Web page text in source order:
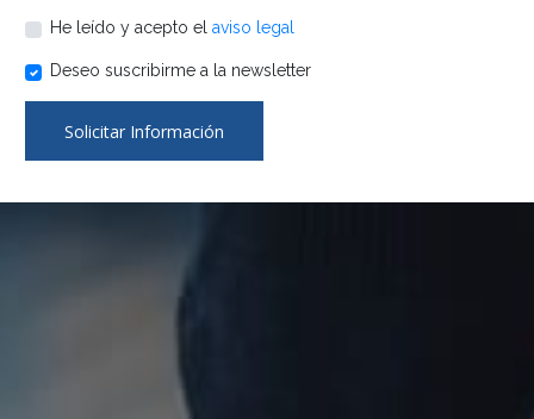
He leído y acepto el aviso legal
Deseo suscribirme a la newsletter
Solicitar Información